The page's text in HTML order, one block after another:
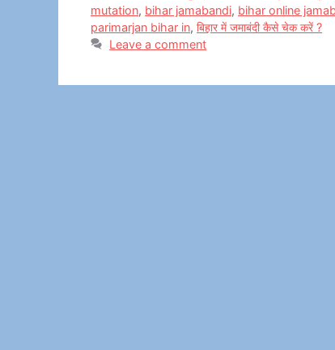
b
o
o
d
o
n
mutation, bihar jamabandi, bihar online
parimarjan bihar in, बिहार में जमाबंदी कैसे चेक करें ?
Leave a comment